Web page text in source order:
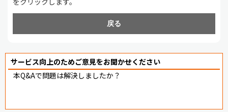
戻る
サービス向上のためご意見をお聞かせください
本Q&Aで問題は解決しましたか？